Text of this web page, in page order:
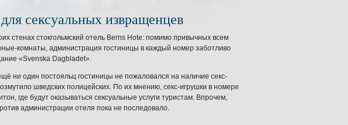
сексуальных извращенцев
стенах стокгольмский отель Berns Hote: помимо привычных всем
комнаты, администрация гостиницы в каждый номер заботливо
«Svenska Dagbladet».
ни один постояльц гостиницы не пожаловался на наличие секс-
шведских полицейских. По их мнению, секс-игрушки в номере
где будут оказываться сексуальные услуги туристам. Впрочем,
администрации отеля пока не последовало.